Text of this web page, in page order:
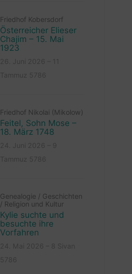
Friedhof Kobersdorf
Österreicher Elieser
Chajim – 15. Mai
1923
Friedhof Nikolai (Mikolow)
Feitel, Sohn Mose –
18. März 1748
Genealogie / Geschichten
/ Religion und Kultur
Kylie suchte und
besuchte ihre
Vorfahren